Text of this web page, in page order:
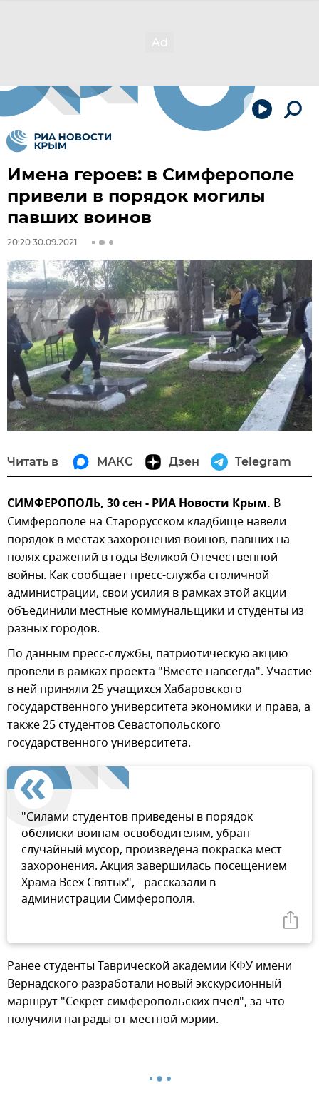
Имена героев: в Симферополе
привели в порядок могилы
павших воинов
20:20 30.09.2021
Читать в МАКС Дзен Telegram
СИМФЕРОПОЛЬ, 30 сен - РИА Новости Крым. В
Симферополе на Старорусском кладбище навели
порядок в местах захоронения воинов, павших на
полях сражений в годы Великой Отечественной
войны. Как сообщает пресс-служба столичной
администрации, свои усилия в рамках этой акции
объединили местные коммунальщики и студенты из
разных городов.
По данным пресс-службы, патриотическую акцию
провели в рамках проекта "Вместе навсегда". Участие
в ней приняли 25 учащихся Хабаровского
государственного университета экономики и права, а
также 25 студентов Севастопольского
государственного университета.
"Силами студентов приведены в порядок
обелиски воинам-освободителям, убран
случайный мусор, произведена покраска мест
захоронения. Акция завершилась посещением
Храма Всех Святых", - рассказали в
администрации Симферополя.
Ранее студенты Таврической академии КФУ имени
Вернадского разработали новый экскурсионный
маршрут "Секрет симферопольских пчел", за что
получили награды от местной мэрии.